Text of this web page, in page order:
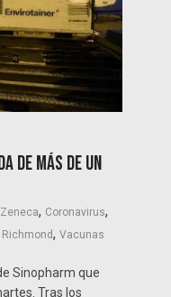
de más de un
, Coronavirus,
Richmond,Vacunas
Sinopharm que
Tras los